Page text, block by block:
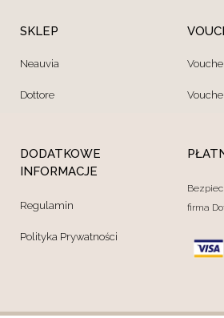
SKLEP
Neauvia
Dottore
DODATKOWE
INFORMACJE
Regulamin
Polityka Prywatności
firma